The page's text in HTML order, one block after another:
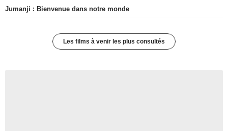
Jumanji : Bienvenue dans notre monde
Les films à venir les plus consultés